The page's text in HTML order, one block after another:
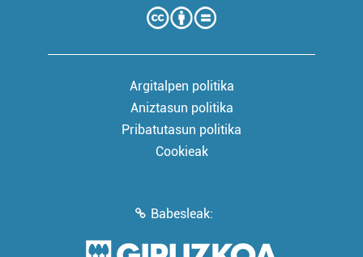
Argitalpen politika
Aniztasun politika
Pribatutasun politika
Cookieak
Babesleak: